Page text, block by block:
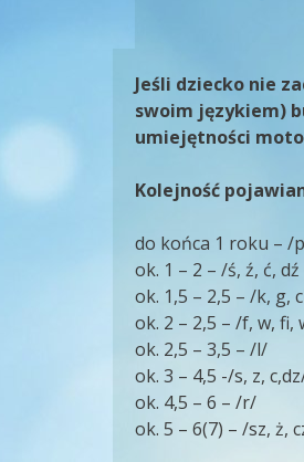
Jeśli dziecko nie
swoim językiem)
umiejętności
Kolejność
do końca 1 roku – /
ok. 1 – 2 – /ś, ź, ć,
ok. 1,5 – 2,5 – /k, g,
ok. 2 – 2,5 – /f, w, fi,
ok. 2,5 – 3,5 – /l/
ok. 3 – 4,5 -/s, z,
ok. 4,5 – 6 – /r/
ok. 5 – 6(7) – /sz, ż,